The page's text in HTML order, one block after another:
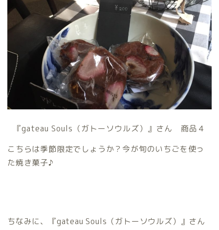
『gateau Souls（ガトーソウルズ）』さん 商品４
こちらは季節限定でしょうか？今が旬のいちごを使っ
た焼き菓子♪
ちなみに、『gateau Souls（ガトーソウルズ）』さん